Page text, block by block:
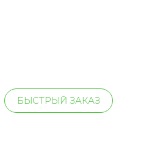
БЫСТРЫЙ ЗАКАЗ